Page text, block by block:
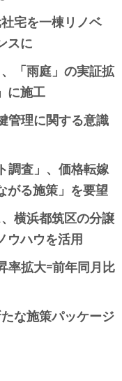
宅を一棟リノベ
スに
「雨庭」の実証拡
に施工
管理に関する意識
調査」、価格転嫁
がる施策」を要望
横浜都筑区の分譲
ウハウを活用
率拡大=前年同月比
な施策パッケージ